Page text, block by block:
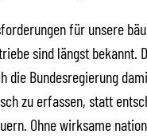
für unsere
sind längst bekannt.
die Bundesregierung
zu erfassen, statt
Ohne wirksame